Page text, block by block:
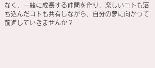
なく、一緒に成長する仲間を作り、楽しいコトも落
ち込んだコトも共有しながら、自分の夢に向かって
前進していきませんか？